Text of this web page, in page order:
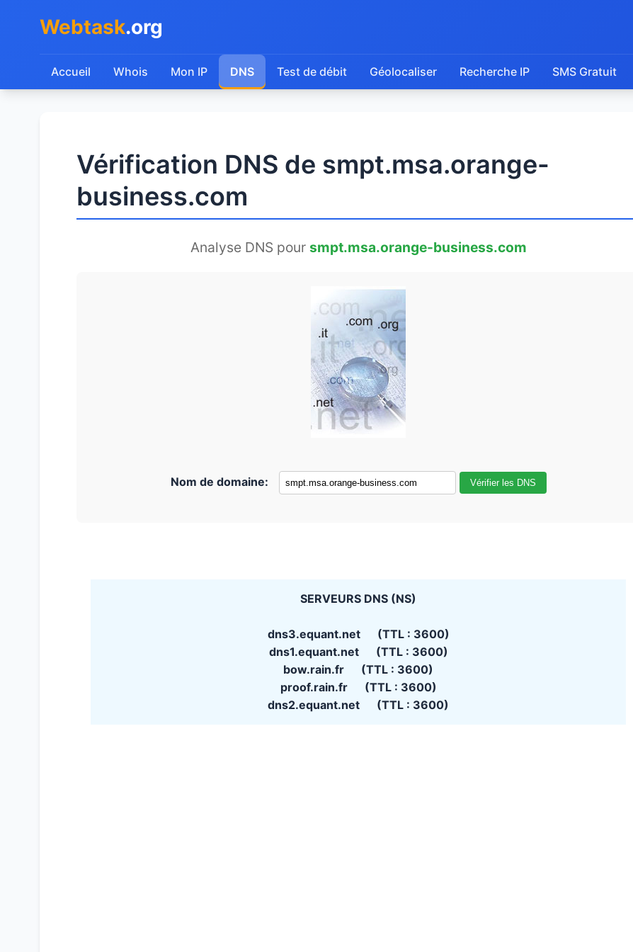
Webtask.org
Accueil Whois Mon IP DNS Test de débit Géolocaliser Recherche IP SMS Gratuit
Vérification DNS de smpt.msa.orange-
business.com
Analyse DNS pour smpt.msa.orange-business.com
Nom de domaine: Vérifier les DNS
SERVEURS DNS (NS)
dns3.equant.net (TTL : 3600)
dns1.equant.net (TTL : 3600)
bow.rain.fr (TTL : 3600)
proof.rain.fr (TTL : 3600)
dns2.equant.net (TTL : 3600)